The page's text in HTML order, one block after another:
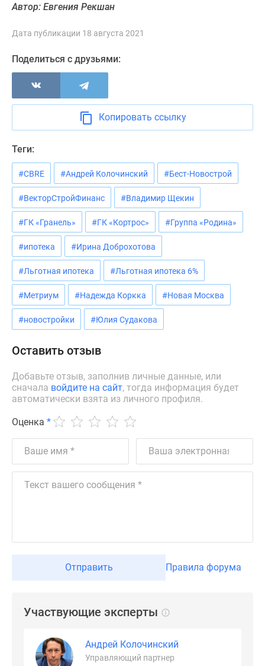
Автор: Евгения Рекшан
Дата публикации 18 августа 2021
Поделиться с друзьями:
Копировать ссылку
Теги:
#CBRE #Андрей Колочинский #Бест-Новострой
#ВекторСтройФинанс #Владимир Щекин
#ГК «Гранель» #ГК «Кортрос» #Группа «Родина»
#ипотека #Ирина Доброхотова
#Льготная ипотека #Льготная ипотека 6%
#Метриум #Надежда Коркка #Новая Москва
#новостройки #Юлия Судакова
Оставить отзыв
Добавьте отзыв, заполнив личные данные, или
сначала войдите на сайт, тогда информация будет
автоматически взята из личного профиля.
Оценка *
Отправить Правила форума
Участвующие эксперты
Андрей Колочинский
Управляющий партнер